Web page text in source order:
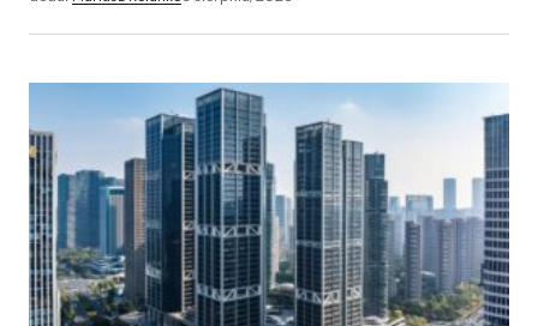
podczas pisania kolejnych komentarzy.
Submit Comment